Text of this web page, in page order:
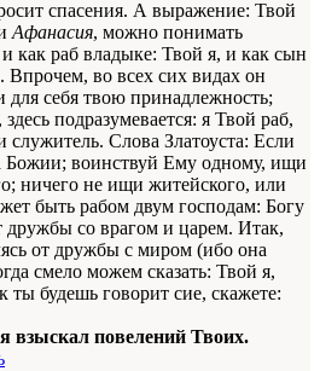
спасения. А выражение: Твой
Афанасия, можно понимать
как раб владыке: Твой я, и как сын
Впрочем, во всех сих видах он
для себя твою принадлежность;
, здесь подразумевается: я Твой раб,
Слова Златоуста: Если
Божии; воинствуй Ему одному, ищи
ничего не ищи житейского, или
быть рабом двум господам: Богу
со врагом и царем. Итак,
от дружбы с миром (ибо она
смело можем сказать: Твой я,
будешь говорит сие, скажете:
взыскал повелений Твоих.